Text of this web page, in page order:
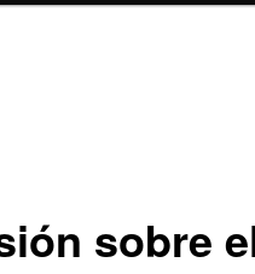
sobre